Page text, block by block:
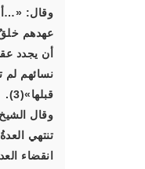
وقال:
عهدهم خلقٌ
أن يجدد
نسائهم لم
قبلها»(3).
وقال
تنتهي
انقضاء